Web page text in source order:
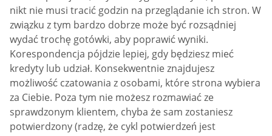
nikt nie musi tracić godzin na przeglądanie ich stron. W
związku z tym bardzo dobrze może być rozsądniej
wydać trochę gotówki, aby poprawić wyniki.
Korespondencja pójdzie lepiej, gdy będziesz mieć
kredyty lub udział. Konsekwentnie znajdujesz
możliwość czatowania z osobami, które strona wybiera
za Ciebie. Poza tym nie możesz rozmawiać ze
sprawdzonym klientem, chyba że sam zostaniesz
potwierdzony (radzę, że cykl potwierdzeń jest